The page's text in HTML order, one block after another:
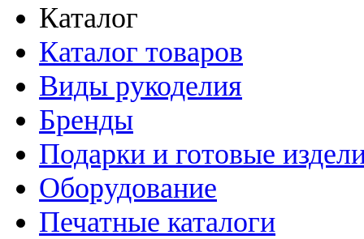
Каталог
Каталог товаров
Виды рукоделия
Бренды
Подарки и готовые
Оборудование
Печатные каталоги